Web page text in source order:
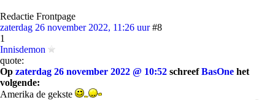
Redactie Frontpage
zaterdag 26 november 2022, 11:26 uur #8
1
Innisdemon
quote:
Op zaterdag 26 november 2022 @ 10:52 schreefBasOne het
volgende:
Amerika de gekste